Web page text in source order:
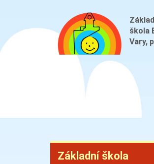
hlavnímu
obsahu
škola
Vary,
Základní
Základní škola